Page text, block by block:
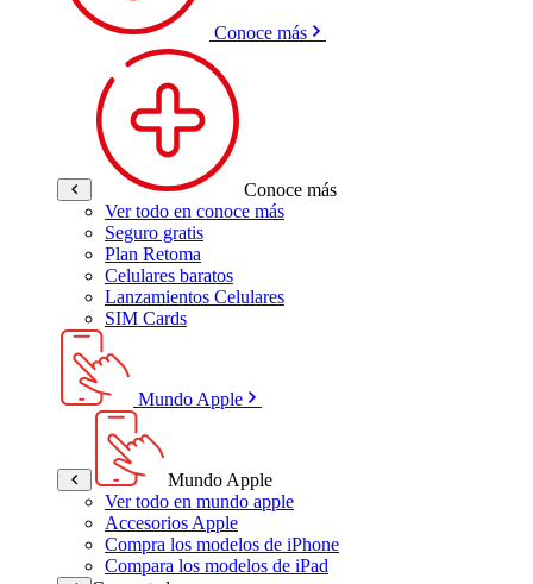
Conoce más
Conoce más
Ver todo en conoce más
Seguro gratis
Plan Retoma
Celulares baratos
Lanzamientos Celulares
SIM Cards
Mundo Apple
Mundo Apple
Ver todo en mundo apple
Accesorios Apple
Compra los modelos de iPhone
Compara los modelos de iPad